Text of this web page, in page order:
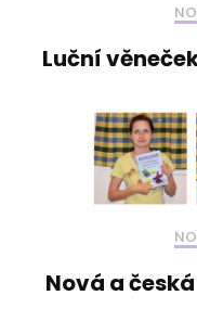
Luční
Nová a